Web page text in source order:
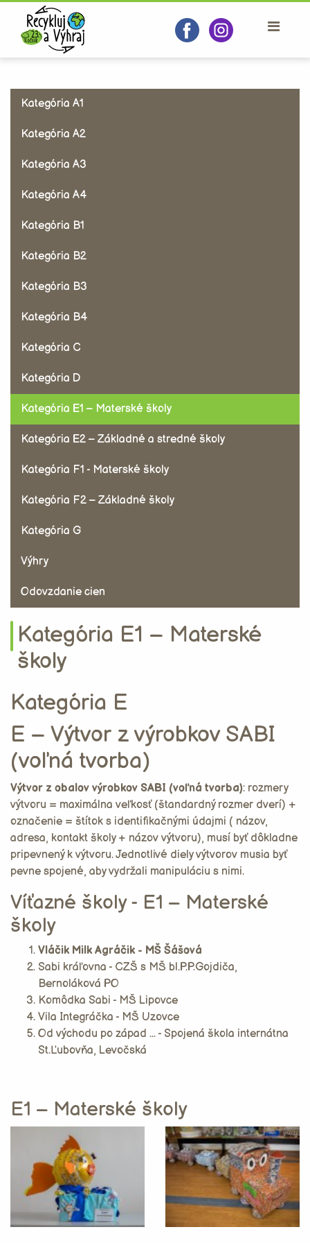
Kategória A1
Kategória A2
Kategória A3
Kategória A4
Kategória B1
Kategória B2
Kategória B3
Kategória B4
Kategória C
Kategória D
Kategória E1 – Materské školy
Kategória E2 – Základné a stredné školy
Kategória F1 - Materské školy
Kategória F2 – Základné školy
Kategória G
Výhry
Odovzdanie cien
Kategória E1 – Materské
školy
Kategória E
E – Výtvor z výrobkov SABI
(voľná tvorba)
Výtvor z obalov výrobkov SABI (voľná tvorba): rozmery
výtvoru = maximálna veľkosť (štandardný rozmer dverí) +
označenie = štítok s identifikačnými údajmi ( názov,
adresa, kontakt školy + názov výtvoru), musí byť dôkladne
pripevnený k výtvoru. Jednotlivé diely výtvorov musia byť
pevne spojené, aby vydržali manipuláciu s nimi.
Víťazné školy - E1 – Materské
školy
Vláčik Milk Agráčik - MŠ Šášová
Sabi kráľovna - CZŠ s MŠ bl.P.P.Gojdiča,
Bernoláková PO
Komôdka Sabi - MŠ Lipovce
Vila Integráčka - MŠ Uzovce
Od východu po západ ... - Spojená škola internátna
St.Ľubovňa, Levočská
E1 – Materské školy